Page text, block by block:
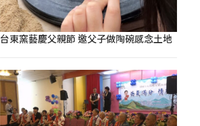
台東窯藝慶父親節 邀父子做陶碗感念土地